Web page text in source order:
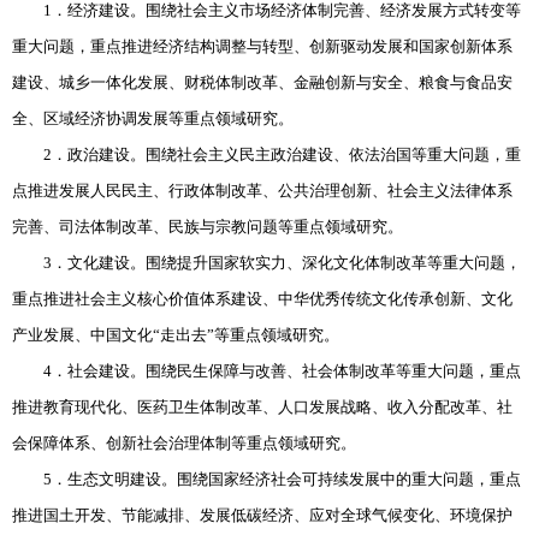
1．经济建设。围绕社会主义市场经济体制完善、经济发展方式转变等
重大问题，重点推进经济结构调整与转型、创新驱动发展和国家创新体系
建设、城乡一体化发展、财税体制改革、金融创新与安全、粮食与食品安
全、区域经济协调发展等重点领域研究。
2．政治建设。围绕社会主义民主政治建设、依法治国等重大问题，重
点推进发展人民民主、行政体制改革、公共治理创新、社会主义法律体系
完善、司法体制改革、民族与宗教问题等重点领域研究。
3．文化建设。围绕提升国家软实力、深化文化体制改革等重大问题，
重点推进社会主义核心价值体系建设、中华优秀传统文化传承创新、文化
产业发展、中国文化“走出去”等重点领域研究。
4．社会建设。围绕民生保障与改善、社会体制改革等重大问题，重点
推进教育现代化、医药卫生体制改革、人口发展战略、收入分配改革、社
会保障体系、创新社会治理体制等重点领域研究。
5．生态文明建设。围绕国家经济社会可持续发展中的重大问题，重点
推进国土开发、节能减排、发展低碳经济、应对全球气候变化、环境保护